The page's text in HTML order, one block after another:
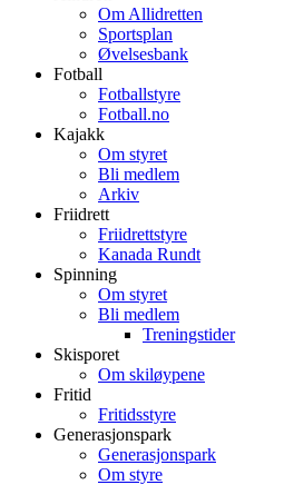
Om Allidretten
Sportsplan
Øvelsesbank
Fotball
Fotballstyre
Fotball.no
Kajakk
Om styret
Bli medlem
Arkiv
Friidrett
Friidrettstyre
Kanada Rundt
Spinning
Om styret
Bli medlem
Treningstider
Skisporet
Om skiløypene
Fritid
Fritidsstyre
Generasjonspark
Generasjonspark
Om styre